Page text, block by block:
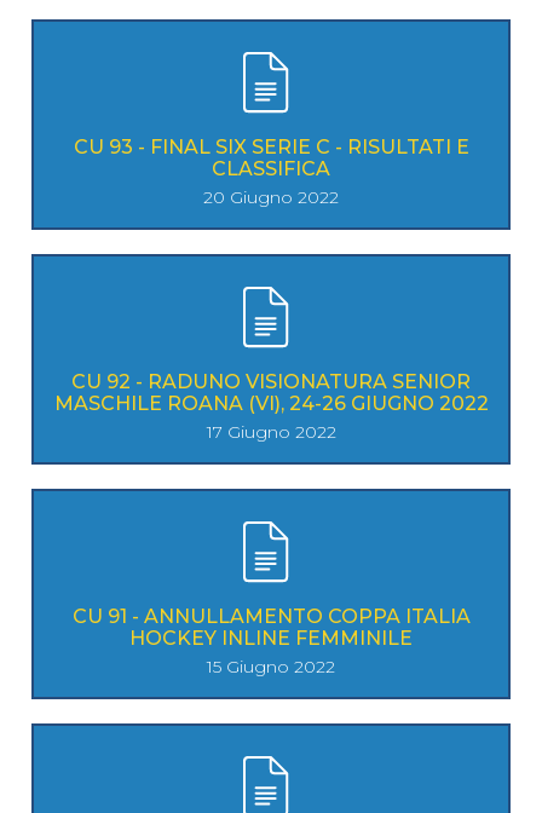
CU 93 - FINAL SIX SERIE C - RISULTATI E
CLASSIFICA
20 Giugno 2022
CU 92 - RADUNO VISIONATURA SENIOR
MASCHILE ROANA (VI), 24-26 GIUGNO 2022
17 Giugno 2022
CU 91 - ANNULLAMENTO COPPA ITALIA
HOCKEY INLINE FEMMINILE
15 Giugno 2022